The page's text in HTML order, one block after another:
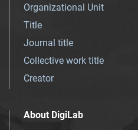
Organizational Unit
Title
Journal title
Collective work title
Creator
About DigiLab